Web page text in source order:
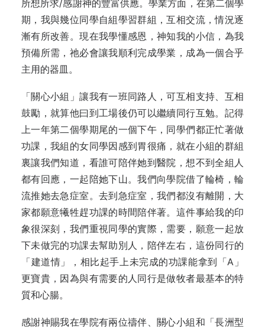
所想所求/感謝神的豐富供應。學業方面，在第二個學
期，我與幾位同學自組學習群組，互相交流，情況逐
漸有所改善。現在我學懂感恩，神知我的小信，為我
預備所需，祂必會讓我順利完成學業，成為一個合乎
主用的器皿。
「關心小組」讓我有一班同路人，可互相支持、互相
鼓勵，就算他曰到工場後仍可以繼續同行互勉。記得
上一年第二個學期尾的一個下午，同學們都正忙著做
功課，我組的女同學因感到胃很痛，就在小組的群組
裏讓我們知道，看誰可陪伴她到醫院，想不到全組人
都有回應，一起陪她下山。我們向學院借了輪椅，輪
流推她去急症室。去到急症室，我們都沒有離開，大
家都願意犧牲趕功課的時間陪伴著。這件事給我的印
象很深刻，我們重視同學的實際，需要，願意一起放
下未做完的功課去幫助別人，陪伴左右，這份同行的
「建道情」，相比起手上未完成的功課能拿到「A」
更寶貴，因為與有需要的人同行是做牧者最基本的特
質和心腸。
感謝神賜我在學院有兩位禱伴、關心小組和「長洲型